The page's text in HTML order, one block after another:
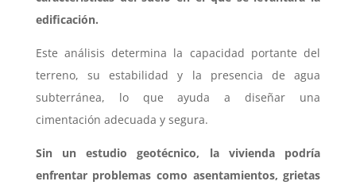
edificación.
Este análisis determina la capacidad portante del
terreno, su estabilidad y la presencia de agua
subterránea, lo que ayuda a diseñar una
cimentación adecuada y segura.
Sin un estudio geotécnico, la vivienda podría
enfrentar problemas como asentamientos, grietas